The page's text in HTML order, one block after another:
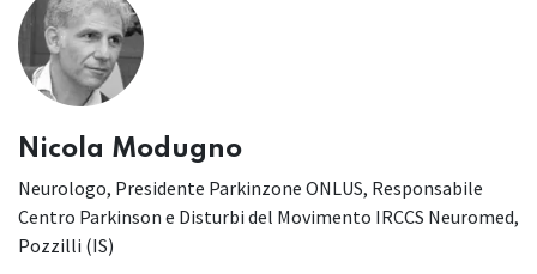
Nicola Modugno
Neurologo, Presidente Parkinzone ONLUS, Responsabile
Centro Parkinson e Disturbi del Movimento IRCCS Neuromed,
Pozzilli (IS)